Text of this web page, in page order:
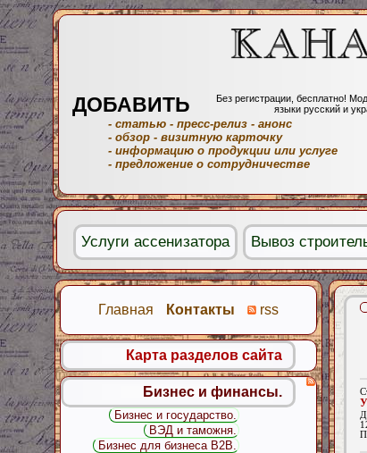
Главная Контакты rss
Карта разделов сайта
Бизнес и финансы.
Бизнес и государство.
ВЭД и таможня.
Бизнес для бизнеса B2B.
ДОБАВИТЬ
Без регистрации, бесплатно!
языки русский и
- статью - пресс-релиз - анонс
- обзор - визитную карточку
- информацию о продукции или услуге
- предложение о сотрудничестве
Услуги ассенизатора Вывоз